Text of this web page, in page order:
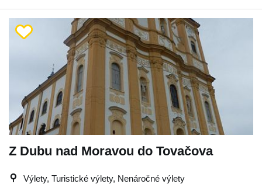
Z Dubu nad Moravou do Tovačova
Výlety, Turistické výlety, Nenáročné výlety